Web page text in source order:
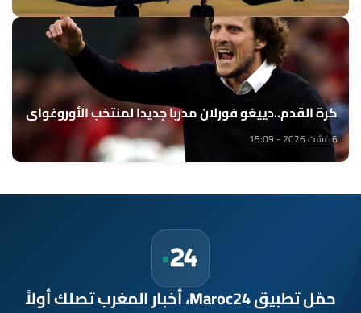
كرة القدم..دييغو فورلان مدربا جديدا لمنتخب الأوروغواي
6 غشت 2026 - 15:09
حمّل تطبيق Maroc24، أخبار المغرب تصلك أولاً